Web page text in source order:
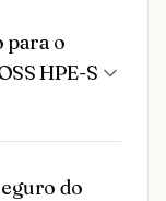
para o
HPE-S
do